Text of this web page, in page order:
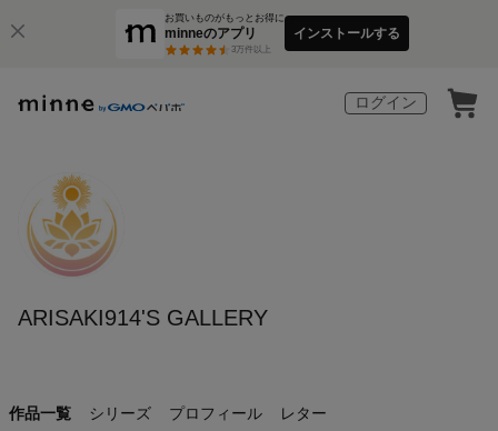
お買いものがもっとお得に
minneのアプリ
3万件以上
インストールする
ログイン
ARISAKI914'S GALLERY
作品一覧 シリーズ プロフィール レター